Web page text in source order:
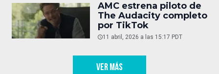
AMC estrena piloto de
The Audacity completo
por TikTok
11 abril, 2026 a las 15:17 PDT
VER MÁS